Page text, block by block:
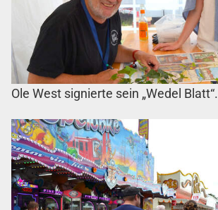
Ole West signierte sein „Wedel Blatt“.